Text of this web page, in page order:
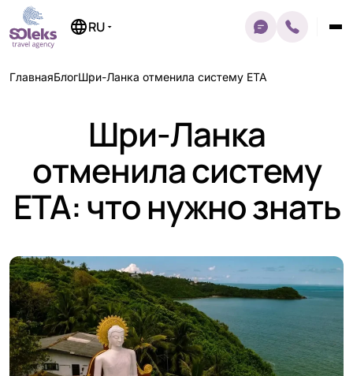
Перейти
содержимому
RU
ГлавнаяБлогШри-Ланка отменила систему ETA
Шри-Ланка
отменила систему
ETA: что нужно знать